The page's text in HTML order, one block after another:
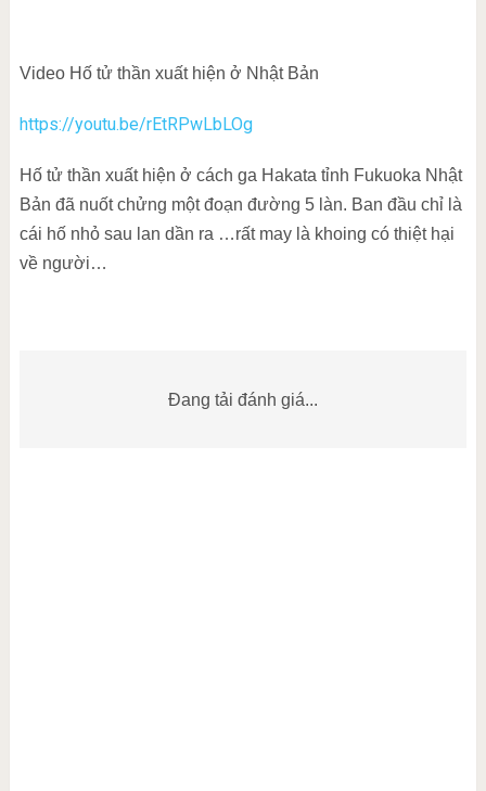
Video Hố tử thần xuất hiện ở Nhật Bản
https://youtu.be/rEtRPwLbLOg
Hố tử thần xuất hiện ở cách ga Hakata tỉnh Fukuoka Nhật
Bản đã nuốt chửng một đoạn đường 5 làn. Ban đầu chỉ là
cái hố nhỏ sau lan dần ra …rất may là khoing có thiệt hại
về người…
Đang tải đánh giá...